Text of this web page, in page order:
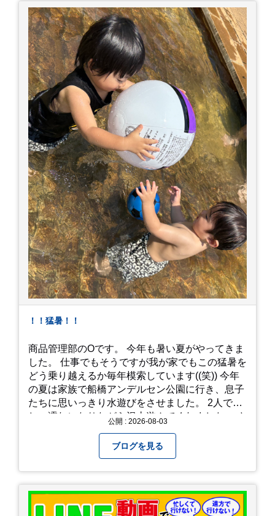
体を冷やして体温を下げましょう □塩分や水分を
補給しましょう 一番大切な命を守って、夏を乗り
切りましょう！
！！猛暑！！
商品管理部のOです。 今年も暑い夏がやってきま
した。 仕事でもそうですが我が家でもこの猛暑を
どう乗り越えるか毎年模索しています((笑)) 今年
の夏は家族で船橋アンデルセン公園に行き、息子
たちに思いっきり水遊びをさせました。 2人でび
しょ濡れになりながら沢山遊んでくれました。 さ
みようと思います。
公開 : 2026-08-03
ブログを見る